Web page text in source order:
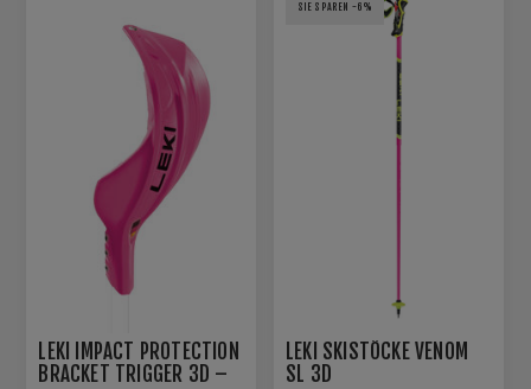
LEKI IMPACT PROTECTION
BRACKET TRIGGER 3D –
SIE SPAREN -6%
LEKI SKISTÖCKE VENOM
SL 3D